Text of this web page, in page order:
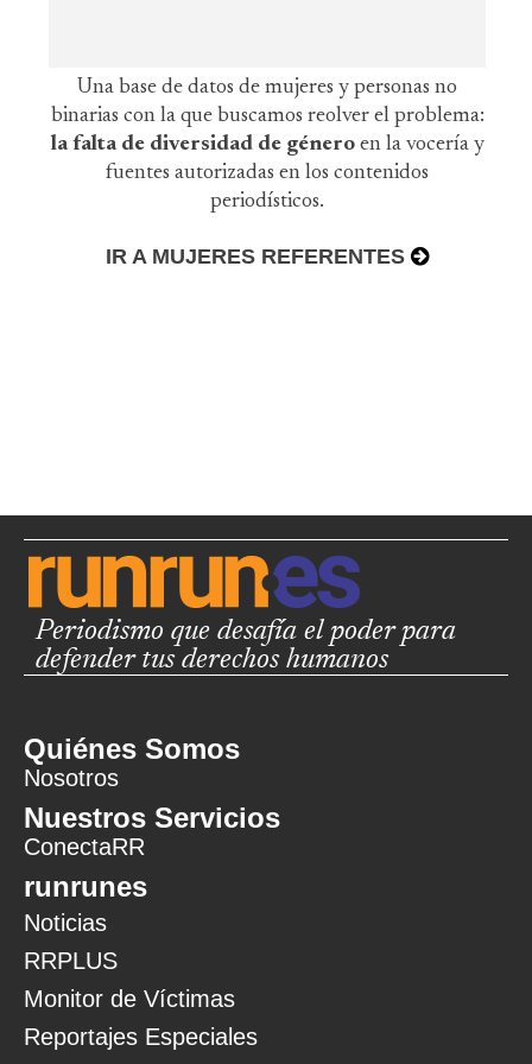
Una base de datos de mujeres y personas no
binarias con la que buscamos reolver el problema:
la falta de diversidad de género en la vocería y
fuentes autorizadas en los contenidos
periodísticos.
IR A MUJERES REFERENTES
Periodismo que desafía el poder para
defender tus derechos humanos
Quiénes Somos
Nosotros
Nuestros Servicios
ConectaRR
runrunes
Noticias
RRPLUS
Monitor de Víctimas
Reportajes Especiales